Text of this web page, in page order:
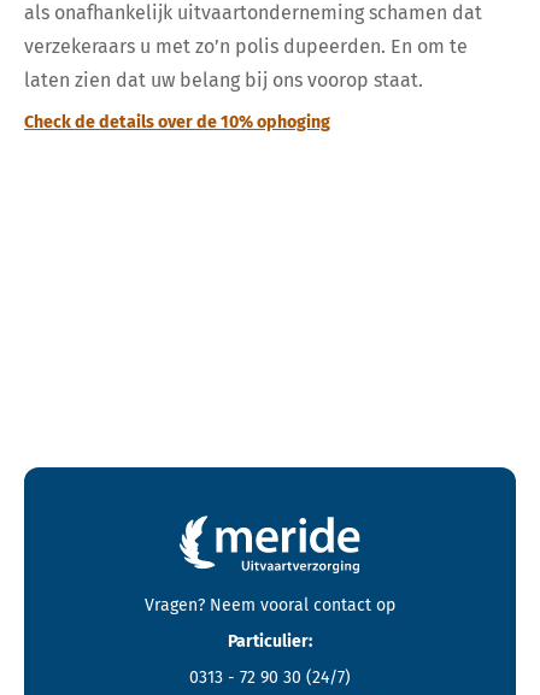
als onafhankelijk uitvaartonderneming schamen dat
verzekeraars u met zo’n polis dupeerden. En om te
laten zien dat uw belang bij ons voorop staat.
Check de details over de 10% ophoging
Contactgegevens en footer menu van Meride
Vragen? Neem vooral contact op
Particulier:
0313 - 72 90 30 (24/7)